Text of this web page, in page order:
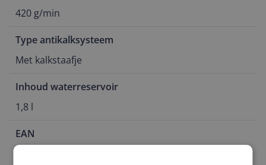
420 g/min
Type antikalksysteem
Met kalkstaafje
Inhoud waterreservoir
1,8 l
EAN